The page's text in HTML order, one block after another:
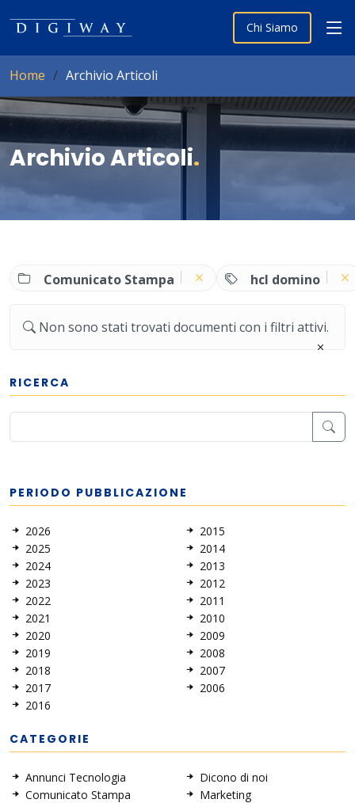
Chi Siamo
Home Archivio Articoli
Archivio Articoli.
Comunicato Stampa hcl domino
Non sono stati trovati documenti con i filtri attivi.
RICERCA
PERIODO PUBBLICAZIONE
2026
2025
2024
2023
2022
2021
2020
2019
2018
2017
2016
2015
2014
2013
2012
2011
2010
2009
2008
2007
2006
CATEGORIE
Annunci Tecnologia
Comunicato Stampa
Dicono di noi
Marketing